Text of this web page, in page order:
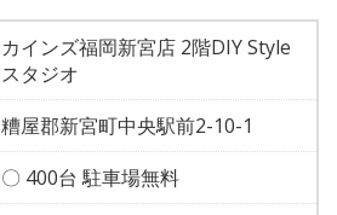
カインズ福岡新宮店 2階DIY Style
スタジオ
糟屋郡新宮町中央駅前2-10-1
〇 400台 駐車場無料